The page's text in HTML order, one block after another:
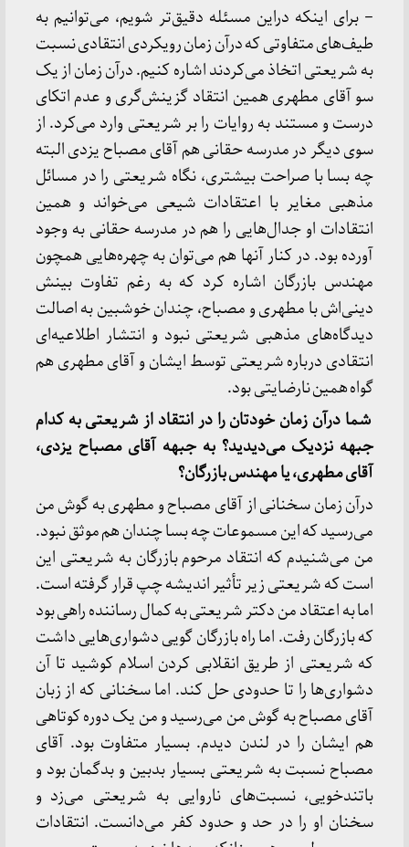
– برای اینکه دراین مسئله دقیق‌تر شویم، می‌توانیم به
طیف‌های متفاوتی که درآن زمان رویکردی انتقادی نسبت
به شریعتی اتخاذ می‌کردند اشاره کنیم. درآن زمان از یک
سو آقای مطهری همین انتقاد گزینش‌گری و عدم اتکای
درست و مستند به روایات را بر شریعتی وارد می‌کرد. از
سوی دیگر در مدرسه حقانی هم آقای مصباح یزدی البته
چه بسا با صراحت بیشتری، نگاه شریعتی را در مسائل
مذهبی مغایر با اعتقادات شیعی می‌خواند و همین
انتقادات او جدال‌هایی را هم در مدرسه حقانی به وجود
آورده بود. در کنار آنها هم می‌توان به چهره‌هایی همچون
مهندس بازرگان اشاره کرد که به رغم تفاوت بینش
دینی‌اش با مطهری و مصباح، چندان خوشبین به اصالت
دیدگاه‌های مذهبی شریعتی نبود و انتشار اطلاعیه‌ای
انتقادی درباره شریعتی توسط ایشان و آقای مطهری هم
گواه همین نارضایتی بود.
شما درآن زمان خودتان را در انتقاد از شریعتی به کدام
جبهه نزدیک می‌دیدید؟ به جبهه آقای مصباح یزدی،
آقای مطهری، یا مهندس بازرگان؟
درآن زمان سخنانی از آقای مصباح و مطهری به گوش من
می‌رسید که این مسموعات چه بسا چندان هم موثق نبود.
من می‌شنیدم که انتقاد مرحوم بازرگان به شریعتی این
است که شریعتی زیر تأثیر اندیشه چپ قرار گرفته است.
اما به اعتقاد من دکتر شریعتی به کمال رساننده راهی بود
که بازرگان رفت. اما راه بازرگان گویی دشواری‌هایی داشت
که شریعتی از طریق انقلابی کردن اسلام کوشید تا آن
دشواری‌ها را تا حدودی حل کند. اما سخنانی که از زبان
آقای مصباح به گوش من می‌رسید و من یک دوره کوتاهی
هم ایشان را در لندن دیدم. بسیار متفاوت بود. آقای
مصباح نسبت به شریعتی بسیار بدبین و بدگمان بود و
باتندخویی، نسبت‌های ناروایی به شریعتی می‌زد و
سخنان او را در حد و حدود کفر می‌دانست. انتقادات